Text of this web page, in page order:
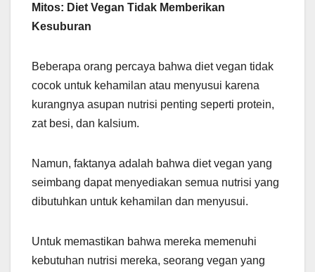
Mitos: Diet Vegan Tidak Memberikan
Kesuburan
Beberapa orang percaya bahwa diet vegan tidak
cocok untuk kehamilan atau menyusui karena
kurangnya asupan nutrisi penting seperti protein,
zat besi, dan kalsium.
Namun, faktanya adalah bahwa diet vegan yang
seimbang dapat menyediakan semua nutrisi yang
dibutuhkan untuk kehamilan dan menyusui.
Untuk memastikan bahwa mereka memenuhi
kebutuhan nutrisi mereka, seorang vegan yang